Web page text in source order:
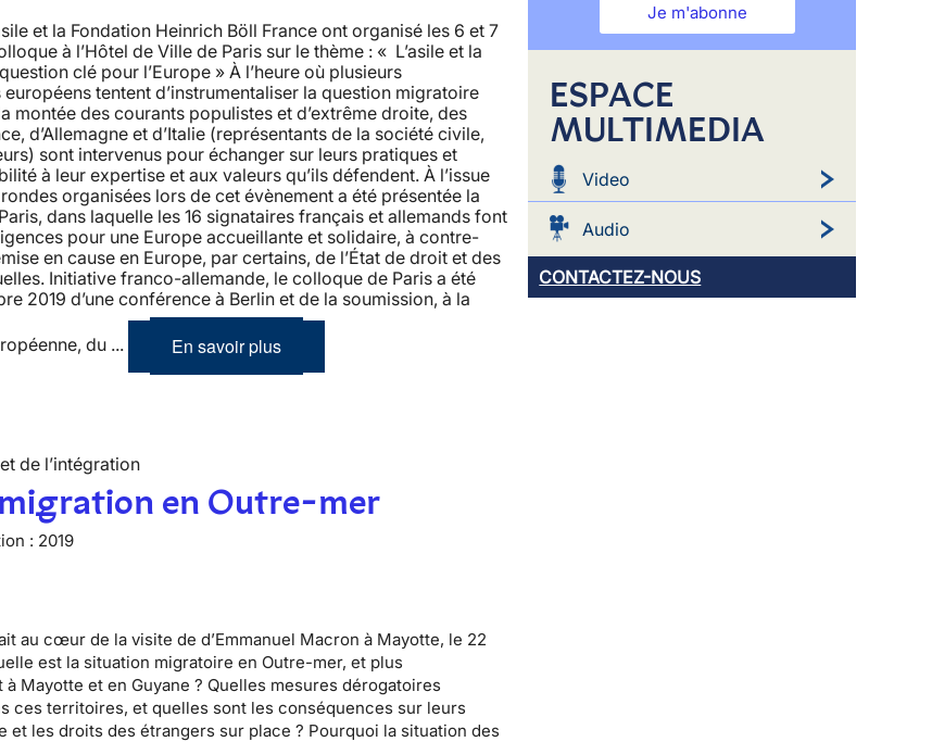
et la Fondation Heinrich Böll France ont organisé les 6 et 7
à l’Hôtel de Ville de Paris sur le thème : « L’asile et la
clé pour l’Europe » À l’heure où plusieurs
tentent d’instrumentaliser la question migratoire
montée des courants populistes et d’extrême droite, des
d’Allemagne et d’Italie (représentants de la société civile,
sont intervenus pour échanger sur leurs pratiques et
à leur expertise et aux valeurs qu’ils défendent. À l’issue
organisées lors de cet évènement a été présentée la
dans laquelle les 16 signataires français et allemands font
pour une Europe accueillante et solidaire, à contre-
en cause en Europe, par certains, de l’État de droit et des
Initiative franco-allemande, le colloque de Paris a été
2019 d’une conférence à Berlin et de la soumission, à la
du ... En savoir plus
de l’intégration
en Outre-mer
: 2019
au cœur de la visite de d’Emmanuel Macron à Mayotte, le 22
est la situation migratoire en Outre-mer, et plus
Mayotte et en Guyane ? Quelles mesures dérogatoires
ces territoires, et quelles sont les conséquences sur leurs
et les droits des étrangers sur place ? Pourquoi la situation des
Je m'abonne
ESPACE
MULTIMEDIA
Video
Audio
CONTACTEZ-NOUS